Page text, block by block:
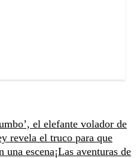
el elefante volador de
revela el truco para que
una escena¡Las aventuras de